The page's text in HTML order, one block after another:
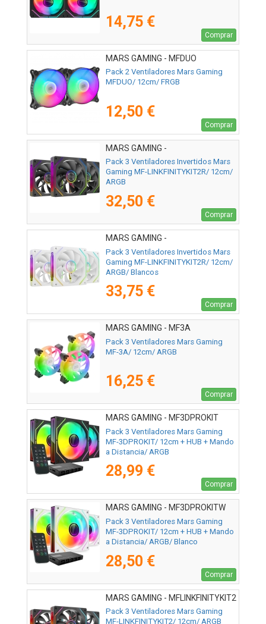
14,75 €
Comprar
MARS GAMING - MFDUO
Pack 2 Ventiladores Mars Gaming
MFDUO/ 12cm/ FRGB
12,50 €
Comprar
MARS GAMING -
MFLINKFINITYKIT2R
Pack 3 Ventiladores Invertidos Mars
Gaming MF-LINKFINITYKIT2R/ 12cm/
ARGB
32,50 €
Comprar
MARS GAMING -
MFLINKFINITYKIT2RW
Pack 3 Ventiladores Invertidos Mars
Gaming MF-LINKFINITYKIT2R/ 12cm/
ARGB/ Blancos
33,75 €
Comprar
MARS GAMING - MF3A
Pack 3 Ventiladores Mars Gaming
MF-3A/ 12cm/ ARGB
16,25 €
Comprar
MARS GAMING - MF3DPROKIT
Pack 3 Ventiladores Mars Gaming
MF-3DPROKIT/ 12cm + HUB + Mando
a Distancia/ ARGB
28,99 €
Comprar
MARS GAMING - MF3DPROKITW
Pack 3 Ventiladores Mars Gaming
MF-3DPROKIT/ 12cm + HUB + Mando
a Distancia/ ARGB/ Blanco
28,50 €
Comprar
MARS GAMING - MFLINKFINITYKIT2
Pack 3 Ventiladores Mars Gaming
MF-LINKFINITYKIT2/ 12cm/ ARGB